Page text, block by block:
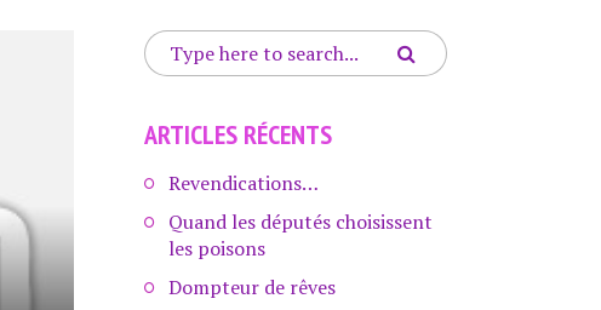
ARTICLES RÉCENTS
Revendications…
Quand les députés choisissent
les poisons
Dompteur de rêves